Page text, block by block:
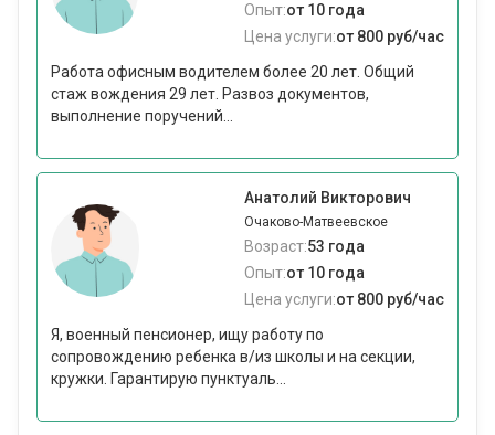
Опыт:от 10 года
Цена услуги:от 800 руб/час
Работа офисным водителем более 20 лет. Общий
стаж вождения 29 лет. Развоз документов,
выполнение поручений...
Анатолий Викторович
Очаково-Матвеевское
Возраст:53 года
Опыт:от 10 года
Цена услуги:от 800 руб/час
Я, военный пенсионер, ищу работу по
сопровождению ребенка в/из школы и на секции,
кружки. Гарантирую пунктуаль...